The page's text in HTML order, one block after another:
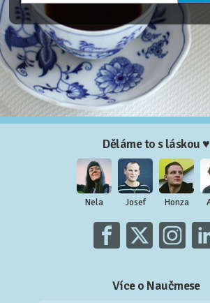
Děláme to s láskou ♥
Nela Josef Honza
Více o Naučmese